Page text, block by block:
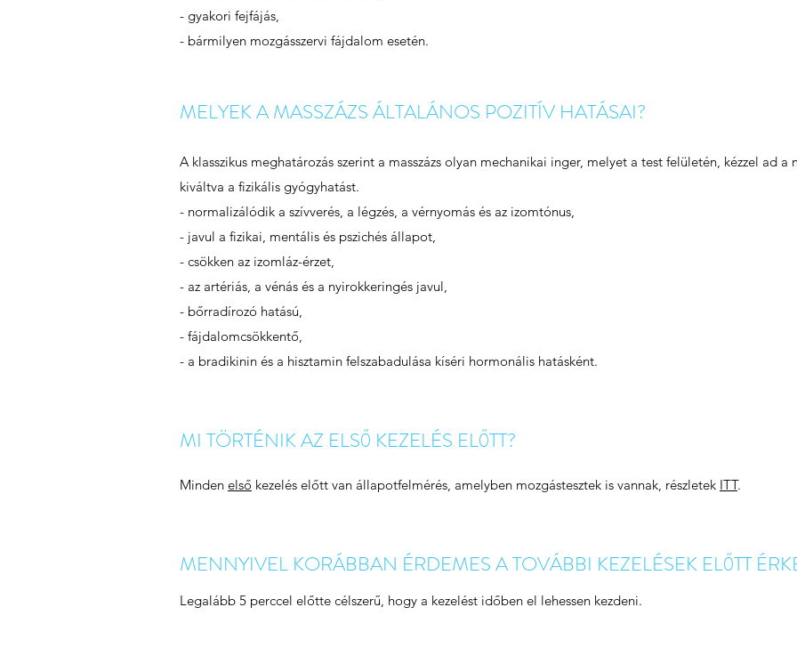
- gyakori fejfájás,
- bármilyen mozgásszervi fájdalom esetén.
MELYEK A MASSZÁZS ÁLTALÁNOS POZITÍV HATÁSAI?
A klasszikus meghatározás szerint a masszázs olyan mechanikai inger, melyet a test felületén, kézzel ad a
kiváltva a fizikális gyógyhatást.
- normalizálódik a szívverés, a légzés, a vérnyomás és az izomtónus,
- javul a fizikai, mentális és pszichés állapot,
- csökken az izomláz-érzet,
- az artériás, a vénás és a nyirokkeringés javul,
- bőrradírozó hatású,
- fájdalomcsökkentő,
- a bradikinin és a hisztamin felszabadulása kíséri hormonális hatásként.
MI TÖRTÉNIK AZ ELSŐ KEZELÉS ELŐTT?
Minden első kezelés előtt van állapotfelmérés, amelyben mozgástesztek is vannak, részletek ITT.
MENNYIVEL KORÁBBAN ÉRDEMES A TOVÁBBI KEZELÉSEK ELŐTT
Legalább 5 perccel előtte célszerű, hogy a kezelést időben el lehessen kezdeni.